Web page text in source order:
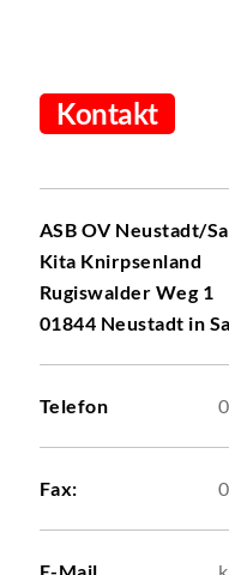
Kontakt
ASB OV Neustadt/
Kita Knirpsenland
Rugiswalder Weg 1
01844 Neustadt in
Telefon
Fax: